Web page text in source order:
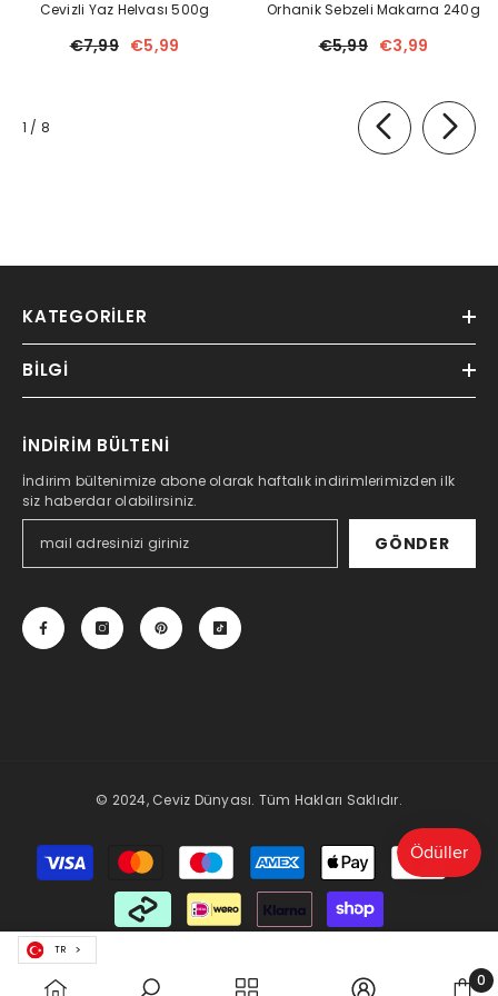
Cevizli Yaz Helvası 500g
€7,99 €5,99
Orhanik Sebzeli Makarna 240g
€5,99 €3,99
1 / of
8
KATEGORILER
BILGI
İNDİRİM BÜLTENİ
İndirim bültenimize abone olarak haftalık indirimlerimizden ilk
siz haberdar olabilirsiniz.
GÖNDER
© 2024, Ceviz Dünyası. Tüm Hakları Saklıdır.
Payment
methods
TR
0